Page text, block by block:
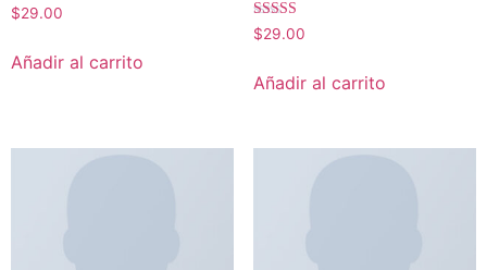
Valorado
con
de 5
$29.00
Añadir al carrito
Valorado
con
de 5
$29.00
Añadir al carrito